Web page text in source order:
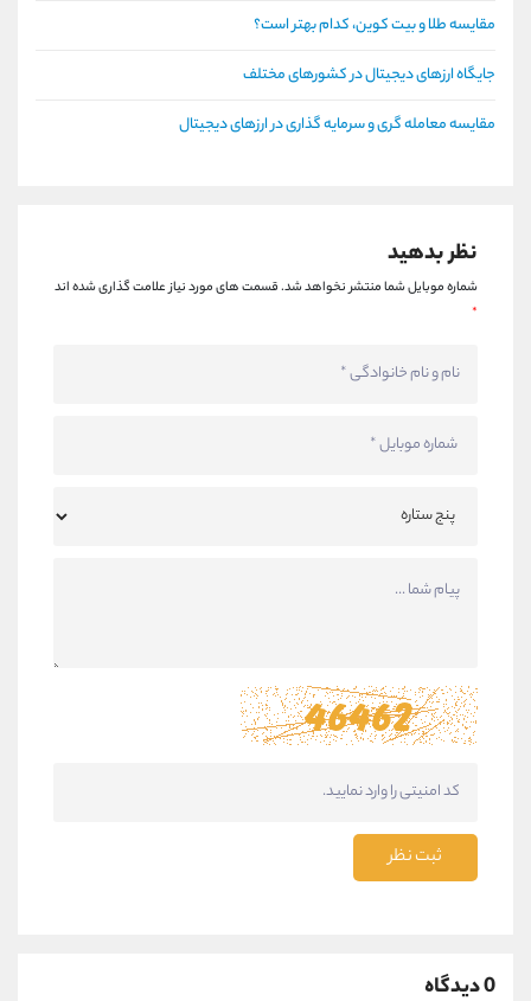
مقایسه طلا و بیت کوین، کدام بهتر است؟
جایگاه ارزهای دیجیتال در کشورهای مختلف
مقایسه معامله گری و سرمایه گذاری در ارزهای دیجیتال
نظر بدهید
شماره موبایل شما منتشر نخواهد شد.قسمت های مورد نیاز علامت گذاری شده اند
*
ثبت نظر
0 دیدگاه